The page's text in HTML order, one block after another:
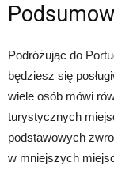
Podróżując do
będziesz się
wiele osób mówi
turystycznych
podstawowych
w mniejszych